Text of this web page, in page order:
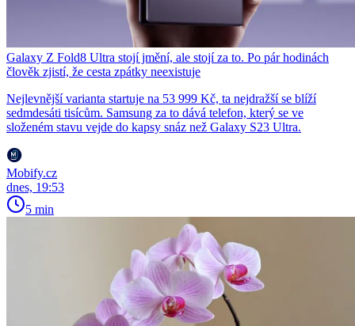
Galaxy Z Fold8 Ultra stojí jmění, ale stojí za to. Po pár hodinách
člověk zjistí, že cesta zpátky neexistuje
Nejlevnější varianta startuje na 53 999 Kč, ta nejdražší se blíží
sedmdesáti tisícům. Samsung za to dává telefon, který se ve
složeném stavu vejde do kapsy snáz než Galaxy S23 Ultra.
Mobify.cz
dnes, 19:53
5 min